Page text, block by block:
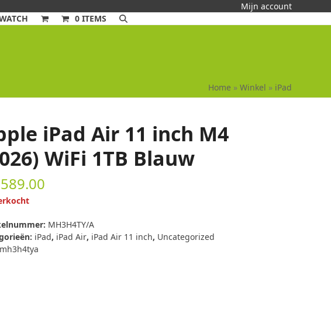
Mijn account
0 ITEMS
Home » Winkel » iPad
iPad Air 11 inch M4
WiFi 1TB Blauw
MH3H4TY/A
iPad, iPad Air, iPad Air 11 inch, Uncategorized
mh3h4tya